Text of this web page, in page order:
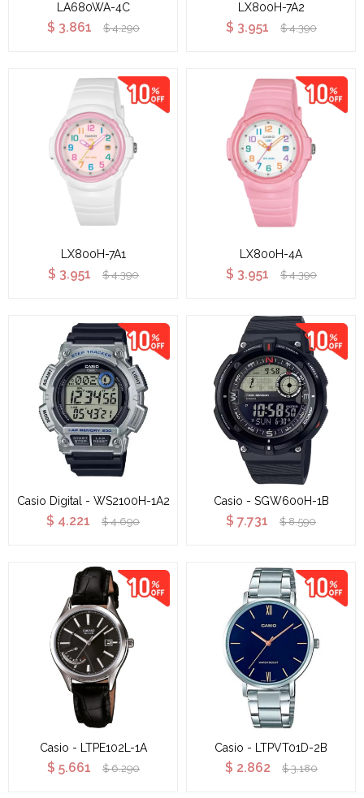
LA680WA-4C
$ 3.861 $ 4.290
LX800H-7A2
$ 3.951 $ 4.390
LX800H-7A1
$ 3.951 $ 4.390
LX800H-4A
$ 3.951 $ 4.390
Casio Digital - WS2100H-1A2
$ 4.221 $ 4.690
Casio - SGW600H-1B
$ 7.731 $ 8.590
Casio - LTPE102L-1A
$ 5.661 $ 6.290
Casio - LTPVT01D-2B
$ 2.862 $ 3.180